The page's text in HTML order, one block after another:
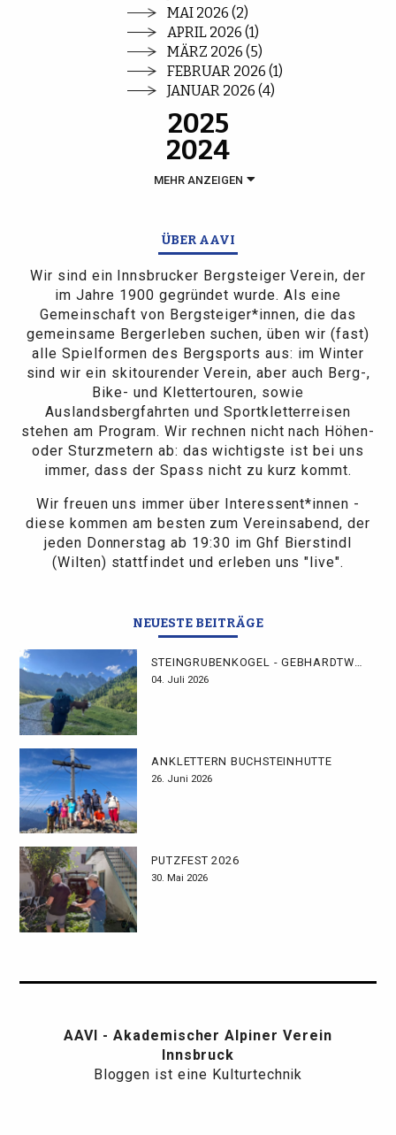
MAI 2026 (2)
APRIL 2026 (1)
MÄRZ 2026 (5)
FEBRUAR 2026 (1)
JANUAR 2026 (4)
2025
2024
MEHR ANZEIGEN
ÜBER AAVI
Wir sind ein Innsbrucker Bergsteiger Verein, der
im Jahre 1900 gegründet wurde. Als eine
Gemeinschaft von Bergsteiger*innen, die das
gemeinsame Bergerleben suchen, üben wir (fast)
alle Spielformen des Bergsports aus: im Winter
sind wir ein skitourender Verein, aber auch Berg-,
Bike- und Klettertouren, sowie
Auslandsbergfahrten und Sportkletterreisen
stehen am Program. Wir rechnen nicht nach Höhen-
oder Sturzmetern ab: das wichtigste ist bei uns
immer, dass der Spass nicht zu kurz kommt.
Wir freuen uns immer über Interessent*innen -
diese kommen am besten zum Vereinsabend, der
jeden Donnerstag ab 19:30 im Ghf Bierstindl
(Wilten) stattfindet und erleben uns "live".
NEUESTE BEITRÄGE
STEINGRUBENKOGEL - GEBHARDTWEG
04. Juli 2026
ANKLETTERN BUCHSTEINHÜTTE
26. Juni 2026
PUTZFEST 2026
30. Mai 2026
AAVI - Akademischer Alpiner Verein
Innsbruck
Bloggen ist eine Kulturtechnik